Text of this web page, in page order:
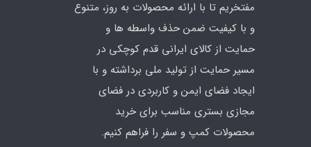
مفتخریم تا با ارائه محصولات به روز، متنوع
و با کیفیت ضمن حذف واسطه ها و
حمایت از کالای ایرانی قدم کوچکی در
مسیر حمایت از تولید ملی برداشته و با
ایجاد فضای ایمن و کاربردی در فضای
مجازی بستری مناسب برای خرید
محصولات کمپ و سفر را فراهم کنیم.